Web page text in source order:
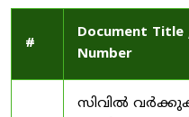
#
Document Title
Number
സിവിൽ